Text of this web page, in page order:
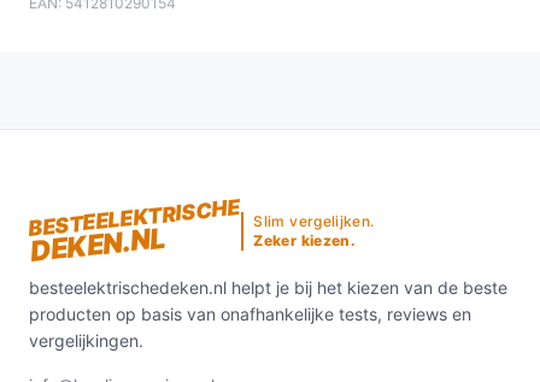
BESTEELEKTRISCHE
DEKEN.NL
Slim vergelijken.
Zeker kiezen.
besteelektrischedeken.nl helpt je bij het kiezen van de beste
producten op basis van onafhankelijke tests, reviews en
vergelijkingen.